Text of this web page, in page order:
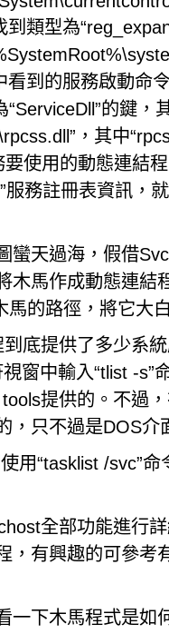
類型為
看到的服務啟動命
的鍵，
，其中
使用的動態連結
服務註冊表資訊，
蠻天過海，假借
木馬作成動態連結
馬的路徑，將它大
底提供了多少系
窗中輸入“tlist -s”
提供的。不過
，只不過是DOS介
用“tasklist /svc”
全部功能進行
，有興趣的可參考
一下木馬程式是如